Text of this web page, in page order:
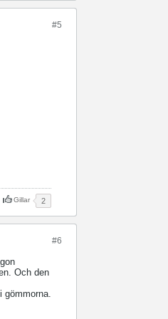
#5
Gillar 2
#6
Och den
gömmorna.